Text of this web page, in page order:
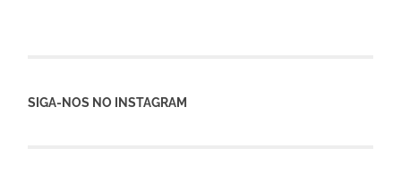
SIGA-NOS NO INSTAGRAM